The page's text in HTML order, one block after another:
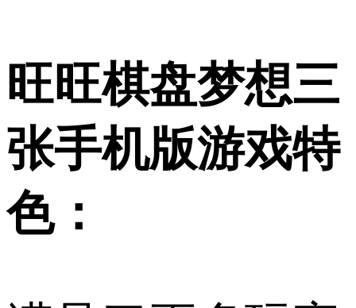
旺旺棋盘梦想三
张手机版游戏特
色：